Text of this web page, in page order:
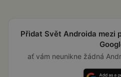
Přidat Svět Androida mezi
ať vám neunikne žádná